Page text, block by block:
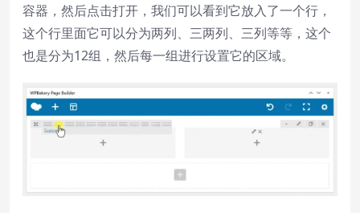
容器，然后点击打开，我们可以看到它放入了一个行，
这个行里面它可以分为两列、三两列、三列等等，这个
也是分为12组，然后每一组进行设置它的区域。